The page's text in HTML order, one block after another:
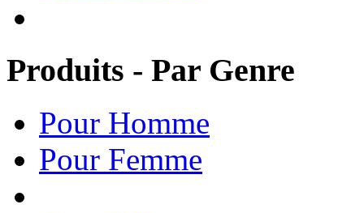
Produits - Par Genre
Pour Homme
Pour Femme